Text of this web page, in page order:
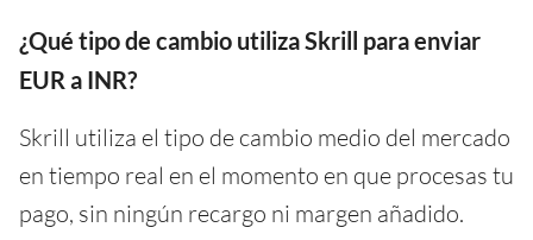
¿Qué tipo de cambio utiliza Skrill para enviar
EUR a INR?
Skrill utiliza el tipo de cambio medio del mercado
en tiempo real en el momento en que procesas tu
pago, sin ningún recargo ni margen añadido.